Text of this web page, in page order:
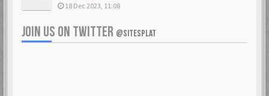
18 Dec 2023, 11:08
JOIN US ON TWITTER @SITESPLAT